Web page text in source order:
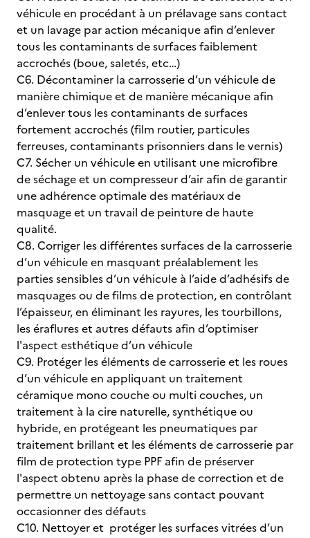
véhicule en procédant à un prélavage sans contact
et un lavage par action mécanique afin d’enlever
tous les contaminants de surfaces faiblement
accrochés (boue, saletés, etc…)
C6. Décontaminer la carrosserie d’un véhicule de
manière chimique et de manière mécanique afin
d’enlever tous les contaminants de surfaces
fortement accrochés (film routier, particules
ferreuses, contaminants prisonniers dans le vernis)
C7. Sécher un véhicule en utilisant une microfibre
de séchage et un compresseur d’air afin de garantir
une adhérence optimale des matériaux de
masquage et un travail de peinture de haute
qualité.
C8. Corriger les différentes surfaces de la carrosserie
d’un véhicule en masquant préalablement les
parties sensibles d’un véhicule à l’aide d’adhésifs de
masquages ou de films de protection, en contrôlant
l’épaisseur, en éliminant les rayures, les tourbillons,
les éraflures et autres défauts afin d’optimiser
l'aspect esthétique d’un véhicule
C9. Protéger les éléments de carrosserie et les roues
d’un véhicule en appliquant un traitement
céramique mono couche ou multi couches, un
traitement à la cire naturelle, synthétique ou
hybride, en protégeant les pneumatiques par
traitement brillant et les éléments de carrosserie par
film de protection type PPF afin de préserver
l'aspect obtenu après la phase de correction et de
permettre un nettoyage sans contact pouvant
occasionner des défauts
C10. Nettoyer et protéger les surfaces vitrées d’un